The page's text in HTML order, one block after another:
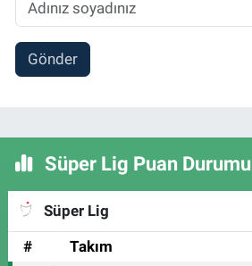
Gönder
Süper Lig Puan Durumu
Süper Lig
#
Takım